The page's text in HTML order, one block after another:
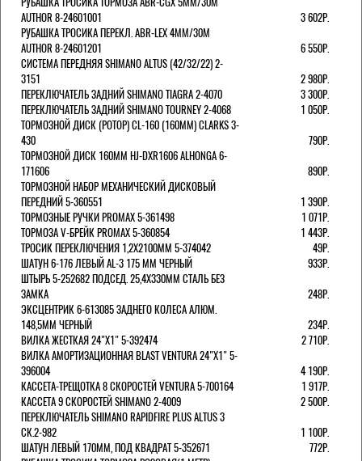
AUTHOR 8-24601001
3 602Р.
РУБАШКА ТРОСИКА ПЕРЕКЛ. ABR-LEX 4MM/30M
AUTHOR 8-24601201
6 550Р.
СИСТЕМА ПЕРЕДНЯЯ SHIMANO ALTUS (42/32/22) 2-
3151
2 980Р.
ПЕРЕКЛЮЧАТЕЛЬ ЗАДНИЙ SHIMANO TIAGRA 2-4070
3 300Р.
ПЕРЕКЛЮЧАТЕЛЬ ЗАДНИЙ SHIMANO TOURNEY 2-4068
1 050Р.
ТОРМОЗНОЙ ДИСК (РОТОР) CL-160 (160ММ) CLARKS 3-
430
790Р.
ТОРМОЗНОЙ ДИСК 160ММ HJ-DXR1606 ALHONGA 6-
171606
890Р.
ТОРМОЗНОЙ НАБОР МЕХАНИЧЕСКИЙ ДИСКОВЫЙ
ПЕРЕДНИЙ 5-360551
1 390Р.
ТОРМОЗНЫЕ РУЧКИ PROMAX 5-361498
1 071Р.
ТОРМОЗА V-БРЕЙК PROMAX 5-360854
1 443Р.
ТРОСИК ПЕРЕКЛЮЧЕНИЯ 1,2Х2100ММ 5-374042
49Р.
ШАТУН 6-176 ЛЕВЫЙ AL-3 175 ММ ЧЕРНЫЙ
933Р.
ШТЫРЬ 5-252682 ПОДСЕД. 25,4Х330ММ СТАЛЬ БЕЗ
ЗАМКА
248Р.
ЭКСЦЕНТРИК 6-613085 ЗАДНЕГО КОЛЕСА АЛЮМ.
148,5ММ ЧЕРНЫЙ
234Р.
ВИЛКА ЖЕСТКАЯ 24"Х1" 5-392474
2 710Р.
ВИЛКА АМОРТИЗАЦИОННАЯ BLAST VENTURA 24"Х1" 5-
396004
4 190Р.
КАССЕТА-ТРЕЩОТКА 8 СКОРОСТЕЙ VENTURA 5-700164
1 917Р.
КАССЕТА 9 СКОРОСТЕЙ SHIMANO 2-4009
2 500Р.
ПЕРЕКЛЮЧАТЕЛЬ SHIMANO RAPIDFIRE PLUS ALTUS 3
СК.2-982
1 100Р.
ШАТУН ЛЕВЫЙ 170ММ, ПОД КВАДРАТ 5-352671
772Р.